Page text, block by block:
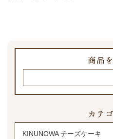
KINUNOWA チーズケーキ